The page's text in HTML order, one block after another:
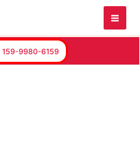
159-9980-6159